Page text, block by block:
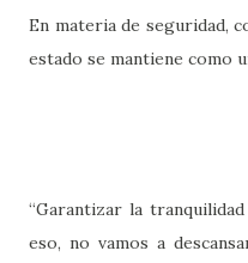
En materia de seguridad,
estado se mantiene como
“Garantizar la
eso, no vamos a